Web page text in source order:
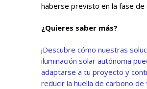
haberse previsto en la fase de
¿Quieres saber más?
¡Descubre cómo nuestras
iluminación solar autónoma
adaptarse a tu proyecto y
reducir la huella de carbono de